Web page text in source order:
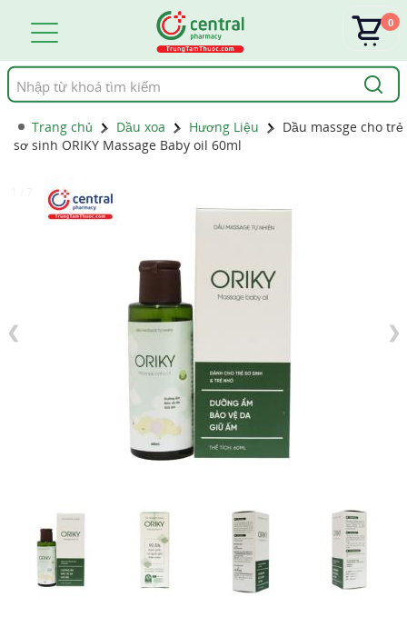
Tìm
kiếm
0
Trang chủ Dầu xoa Hương Liệu
Dầu massge cho trẻ
sơ sinh ORIKY Massage Baby oil 60ml
❮ ❯